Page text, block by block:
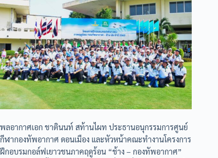
พลอากาศเอก ชาตินนท์ สท้านไผท ประธานอนุกรรมการศูนย์
กีฬากองทัพอากาศ ดอนเมือง และหัวหน้าคณะทำงานโครงการ
ฝึกอบรมกอล์ฟเยาวชนภาคฤดูร้อน “ช้าง – กองทัพอากาศ”